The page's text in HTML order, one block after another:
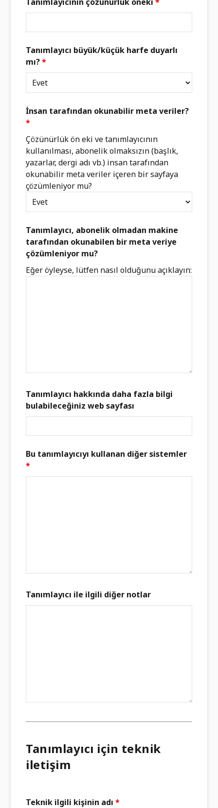
Tanımlayıcı büyük/küçük harfe duyarlı
mı?*
İnsan tarafından okunabilir meta veriler?
*
Çözünürlük ön eki ve tanımlayıcının
kullanılması, abonelik olmaksızın (başlık,
yazarlar, dergi adı vb.) insan tarafından
okunabilir meta veriler içeren bir sayfaya
çözümleniyor mu?
Tanımlayıcı, abonelik olmadan makine
tarafından okunabilen bir meta veriye
çözümleniyor mu?
Eğer öyleyse, lütfen nasıl olduğunu açıklayın:
Tanımlayıcı hakkında daha fazla bilgi
bulabileceğiniz web sayfası
Bu tanımlayıcıyı kullanan diğer sistemler
*
Tanımlayıcı ile ilgili diğer notlar
Tanımlayıcı için teknik
iletişim
Teknik ilgili kişinin adı*